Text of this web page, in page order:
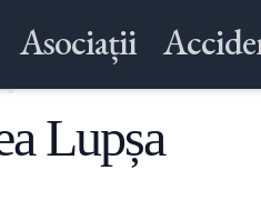
Asociații
Lupșa